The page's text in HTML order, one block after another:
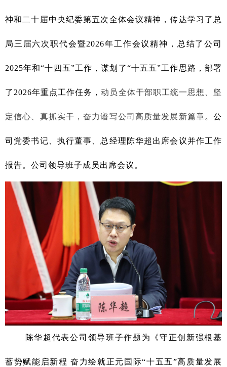
神和二十届中央纪委第五次全体会议精神，传达学习了总
局三届六次职代会暨2026年工作会议精神 ， 总结了公司
2025年和“十四五”工作，谋划了“十五五”工作思路，部署
了2026年重点工作任务 ，动员全体干部职工统一思想、坚
定信心、真抓实干，奋力谱写公司高质量发展新篇章。 公
司党委书记、执行董事、总经理陈华超出席会议并作工作
报告。公司领导班子成员出席会议。
陈华超代表公司领导班子作题为《守正创新强根基
蓄势赋能启新程 奋力绘就正元国际“十五五”高质量发展